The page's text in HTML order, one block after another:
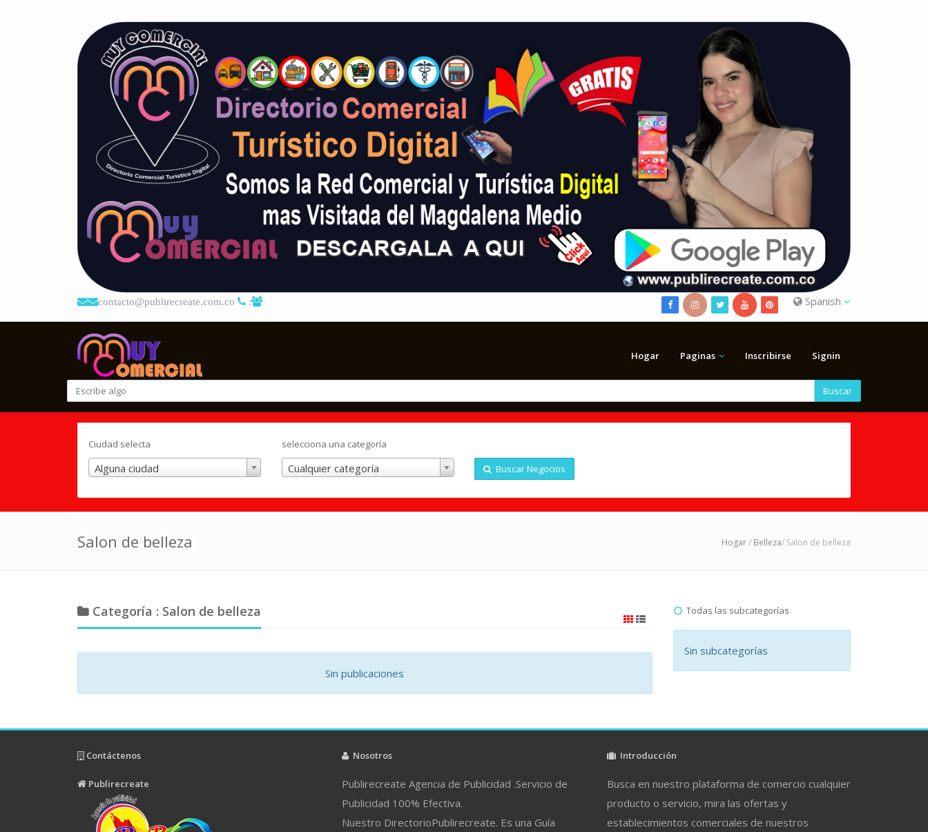
contacto@publirecreate.com.co : Spanish
Hogar Paginas Inscribirse Signin
Buscar
Ciudad selecta
Alguna ciudad
selecciona una categoría
Cualquier categoría Buscar Negocios
Salon de belleza Hogar/ Belleza/ Salon de belleza
Categoría : Salon de belleza
Sin publicaciones
Todas las subcategorías
Sin subcategorías
Contáctenos
Publirecreate
Nosotros
Publirecreate Agencia de Publicidad .Servicio de
Publicidad 100% Efectiva.
Nuestro DirectorioPublirecreate. Es una Guía
Introducción
Busca en nuestro plataforma de comercio cualquier
producto o servicio, mira las ofertas y
establecimientos comerciales de nuestros